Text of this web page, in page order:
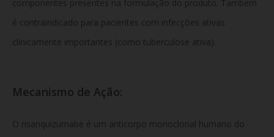
componentes presentes na formulação do produto. Também
é contraindicado para pacientes com infecções ativas
clinicamente importantes (como tuberculose ativa).
Mecanismo de Ação:
O risanquizumabe é um anticorpo monoclonal humano do